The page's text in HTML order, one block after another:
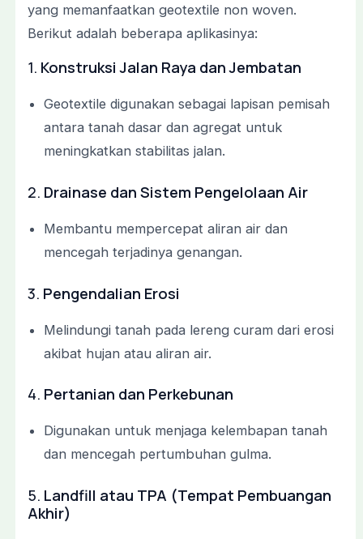
yang memanfaatkan geotextile non woven.
Berikut adalah beberapa aplikasinya:
1. Konstruksi Jalan Raya dan Jembatan
Geotextile digunakan sebagai lapisan pemisah
antara tanah dasar dan agregat untuk
meningkatkan stabilitas jalan.
2. Drainase dan Sistem Pengelolaan Air
Membantu mempercepat aliran air dan
mencegah terjadinya genangan.
3. Pengendalian Erosi
Melindungi tanah pada lereng curam dari erosi
akibat hujan atau aliran air.
4. Pertanian dan Perkebunan
Digunakan untuk menjaga kelembapan tanah
dan mencegah pertumbuhan gulma.
5. Landfill atau TPA (Tempat Pembuangan
Akhir)